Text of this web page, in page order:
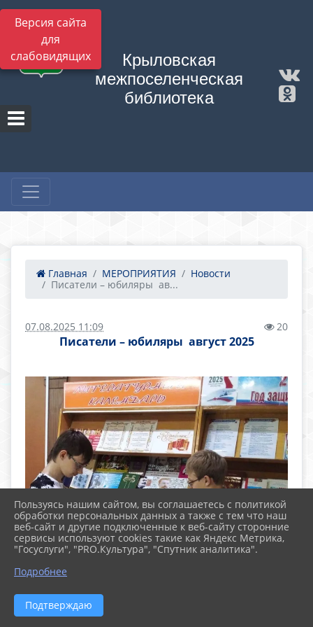
Версия сайта
для
слабовидящих
Крыловская
межпоселенческая
библиотека
Главная МЕРОПРИЯТИЯ
Новости
Писатели – юбиляры ав...
07.08.2025 11:09 20
Писатели – юбиляры август 2025
Пользуясь нашим сайтом, вы соглашаетесь с политикой
обработки персональных данных а также с тем что наш
веб-сайт и другие подключенные к веб-сайту сторонние
сервисы используют cookies такие как Яндекс Метрика,
"Госуслуги", "PRO.Культура", "Спутник аналитика".
Подробнее
Подтверждаю